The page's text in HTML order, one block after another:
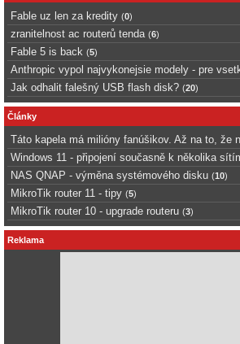
Fable uz len za kredity (0)
zranitelnost ac routerů tenda (6)
Fable 5 is back (5)
Anthropic vypol najvykonejsie modely - pre
Jak odhalit falešný USB flash disk? (20)
Články
Táto kapela má milióny fanúšikov. Až na to, že
Windows 11 - připojení současně k několika
NAS QNAP - výměna systémového disku (10)
MikroTik router 11 - tipy (5)
MikroTik router 10 - upgrade routeru (3)
Reklama